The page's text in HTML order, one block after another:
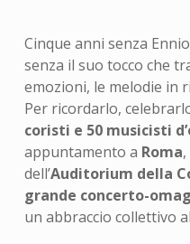
Cinque anni senza
senza il suo tocco che
emozioni, le melodie in
Per ricordarlo,
coristi e 50 musicisti
appuntamento a Roma
dell’Auditorium della
grande concerto-
un abbraccio collettivo